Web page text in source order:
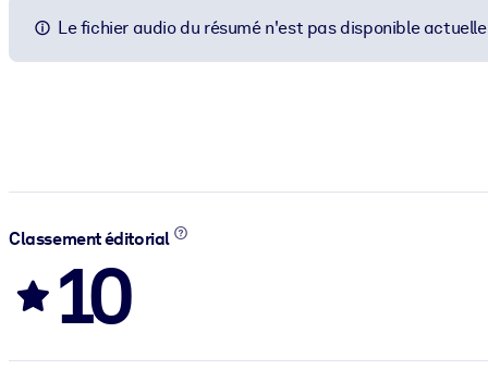
Le fichier audio du résumé n'est pas disponible
Classement éditorial
10